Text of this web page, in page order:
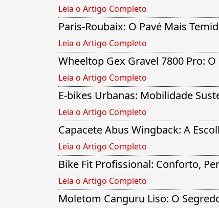
Leia o Artigo Completo
Paris-Roubaix: O Pavé Mais
Leia o Artigo Completo
Wheeltop Gex Gravel 7800 Pro:
Leia o Artigo Completo
E-bikes Urbanas: Mobilidade
Leia o Artigo Completo
Capacete Abus Wingback: A
Leia o Artigo Completo
Bike Fit Profissional: Conforto,
Leia o Artigo Completo
Moletom Canguru Liso: O